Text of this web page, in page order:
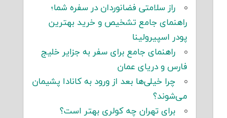
راز سلامتی فضانوردان در سفره شما؛
راهنمای جامع تشخیص و خرید بهترین
پودر اسپیرولینا
راهنمای جامع برای سفر به جزایر خلیج
فارس و دریای عمان
چرا خیلی‌ها بعد از ورود به کانادا پشیمان
می‌شوند؟
برای تهران چه کولری بهتر است؟